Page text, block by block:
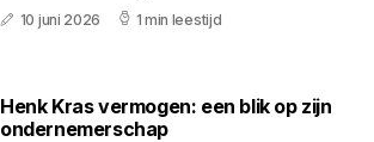
10 juni 2026 1 min leestijd
Henk Kras vermogen: een blik op zijn
ondernemerschap